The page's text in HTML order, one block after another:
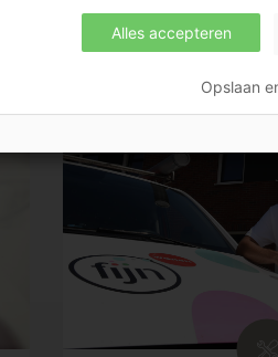
Alles accepteren
Opslaan